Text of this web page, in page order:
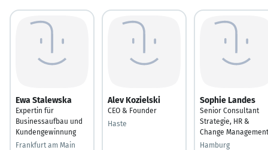
Ewa Stalewska
Expertin für
Businessaufbau und
Kundengewinnung
Frankfurt am Main
Alev Kozielski
CEO & Founder
Haste
Sophie Landes
Senior Consultant
Strategie, HR &
Change Management
Hamburg